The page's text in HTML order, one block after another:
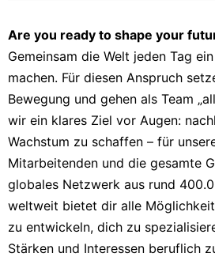
Are you ready to shape your
Gemeinsam die Welt jeden Tag
machen. Für diesen Anspruch
Bewegung und gehen als Team
wir ein klares Ziel vor Augen:
Wachstum zu schaffen – für
Mitarbeitenden und die gesamte
globales Netzwerk aus rund
weltweit bietet dir alle
zu entwickeln, dich zu
Stärken und Interessen beruflich